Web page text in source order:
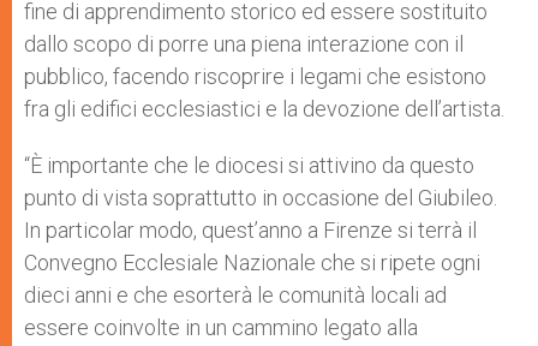
fine di apprendimento storico ed essere sostituito
dallo scopo di porre una piena interazione con il
pubblico, facendo riscoprire i legami che esistono
fra gli edifici ecclesiastici e la devozione dell’artista.
“È importante che le diocesi si attivino da questo
punto di vista soprattutto in occasione del Giubileo.
In particolar modo, quest’anno a Firenze si terrà il
Convegno Ecclesiale Nazionale che si ripete ogni
dieci anni e che esorterà le comunità locali ad
essere coinvolte in un cammino legato alla